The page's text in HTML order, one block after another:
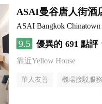
ASAI曼谷唐人街酒
ASAI Bangkok Chinatown
9.5 優異的 691 點評
靠近Yellow House
華人友善 機場接駁服務